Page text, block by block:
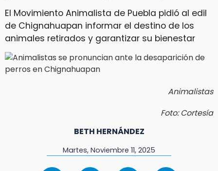
El Movimiento Animalista de Puebla pidió al edil
de Chignahuapan informar el destino de los
animales retirados y garantizar su bienestar
Animalistas
Foto: Cortesía
BETH HERNÁNDEZ
Martes, Noviembre 11, 2025